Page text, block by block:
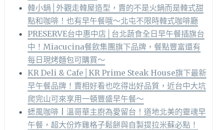
韓小鍋│外觀走韓屋造型，賣的不是火鍋而是韓式甜
點和咖啡！也有早午餐哦～北屯不限時韓式咖啡廳
PRESERVE台中惠中店│台北蔬食全日早午餐插旗台
中！Miacucina餐飲集團旗下品牌，餐點豐富還有
每日現烤麵包可購買～
KR Deli & Cafe│KR Prime Steak House旗下最新
早午餐品牌！賣相好看也吃得出好品質，近台中大坑
爬完山可來享用一頓豐盛早午餐～
蟋風咖啡 | 溫哥華主廚為愛留台！道地北美的靈魂早
午餐，超大份炸雞格子鬆餅與自製提拉米蘇必點！